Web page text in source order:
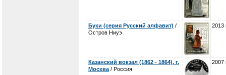
Буки (серия Русский алфавит) /
Остров Ниуэ
2013
Казанский вокзал (1862 - 1864), г.
Москва / Россия
2007